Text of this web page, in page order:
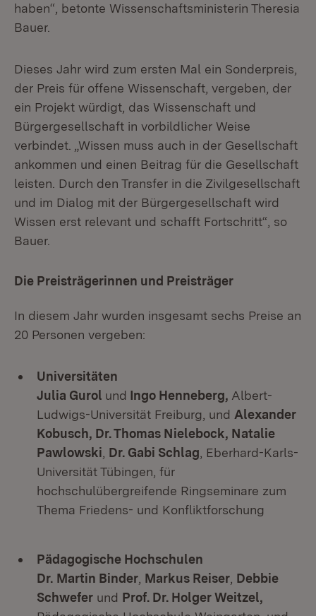
haben“, betonte Wissenschaftsministerin Theresia
Bauer.
Dieses Jahr wird zum ersten Mal ein Sonderpreis,
der Preis für offene Wissenschaft, vergeben, der
ein Projekt würdigt, das Wissenschaft und
Bürgergesellschaft in vorbildlicher Weise
verbindet. „Wissen muss auch in der Gesellschaft
ankommen und einen Beitrag für die Gesellschaft
leisten. Durch den Transfer in die Zivilgesellschaft
und im Dialog mit der Bürgergesellschaft wird
Wissen erst relevant und schafft Fortschritt“, so
Bauer.
Die Preisträgerinnen und Preisträger
In diesem Jahr wurden insgesamt sechs Preise an
20 Personen vergeben:
Universitäten
Julia Gurol und Ingo Henneberg, Albert-
Ludwigs-Universität Freiburg, und Alexander
Kobusch, Dr. Thomas Nielebock, Natalie
Pawlowski Dr. Gabi Schlag , Eberhard-Karls-
Universität Tübingen, für
hochschulübergreifende Ringseminare zum
Thema Friedens- und Konfliktforschung
Pädagogische Hochschulen
Dr. Martin Binder Markus Reiser Debbie
Schwefer und Prof. Dr. Holger Weitzel,